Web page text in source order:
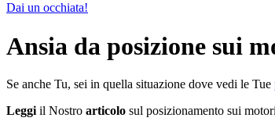
Dai un occhiata!
Ansia da posizione sui
Se anche Tu, sei in quella situazione dove vedi le Tue
Leggi il Nostro articolo sul posizionamento sui